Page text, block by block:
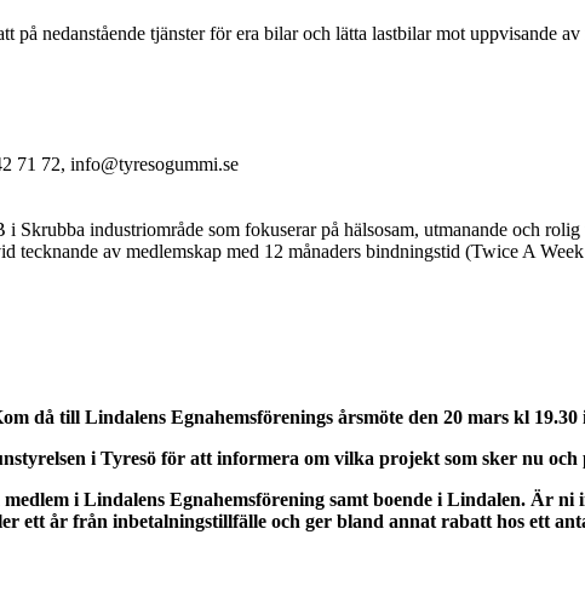
på nedanstående tjänster för era bilar och lätta lastbilar mot uppvisande
71 72, info@tyresogummi.se
industriområde som fokuserar på hälsosam, utmanande och rolig
tecknande av medlemskap med 12 månaders bindningstid (Twice A
då till Lindalens Egnahemsförenings årsmöte den 20 mars kl 19.30
i Tyresö för att informera om vilka projekt som sker nu och
i Lindalens Egnahemsförening samt boende i Lindalen. Är
ett år från inbetalningstillfälle och ger bland annat rabatt hos ett